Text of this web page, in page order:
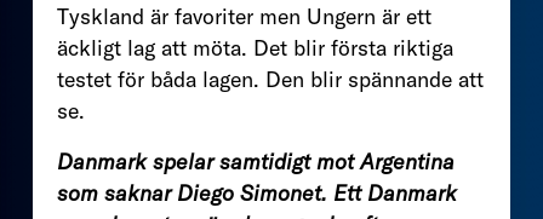
Tyskland är favoriter men Ungern är ett
äckligt lag att möta. Det blir första riktiga
testet för båda lagen. Den blir spännande att
se.
Danmark spelar samtidigt mot Argentina
som saknar Diego Simonet. Ett Danmark